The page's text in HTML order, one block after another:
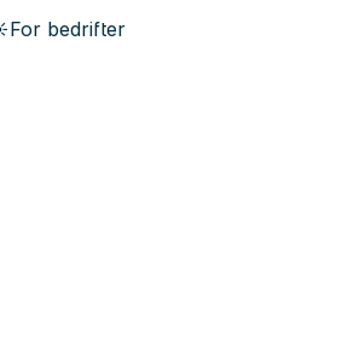
For bedrifter